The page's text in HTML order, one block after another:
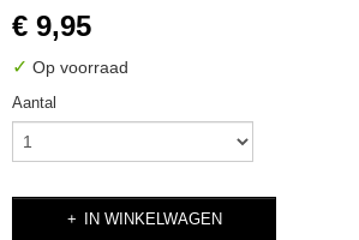
€ 9,95
✓ Op voorraad
Aantal
IN WINKELWAGEN